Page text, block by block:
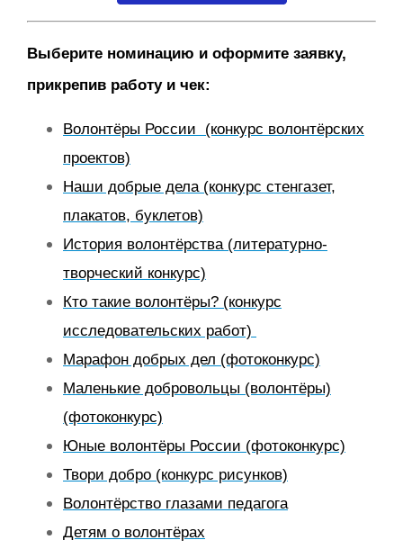
Выберите номинацию и оформите заявку,
прикрепив работу и чек:
Волонтёры России (конкурс волонтёрских
проектов)
Наши добрые дела (конкурс стенгазет,
плакатов, буклетов)
История волонтёрства (литературно-
творческий конкурс)
Кто такие волонтёры? (конкурс
исследовательских работ)
Марафон добрых дел (фотоконкурс)
Маленькие добровольцы (волонтёры)
(фотоконкурс)
Юные волонтёры России (фотоконкурс)
Твори добро (конкурс рисунков)
Волонтёрство глазами педагога
Детям о волонтёрах